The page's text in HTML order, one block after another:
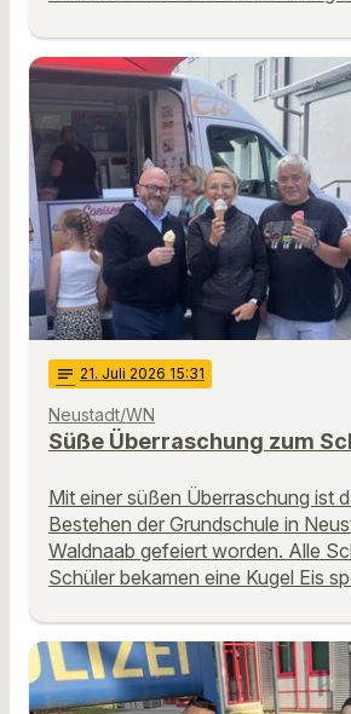
notes 21. Juli 2026 15:31
Neustadt/WN
Süße Überraschung zum
Mit einer süßen Überraschung ist
Bestehen der Grundschule in
Waldnaab gefeiert worden. Alle
Schüler bekamen eine Kugel Eis